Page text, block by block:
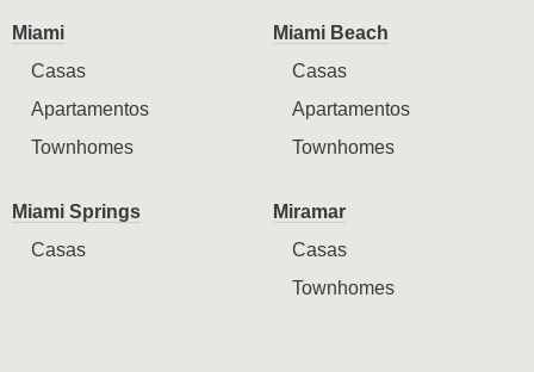
Miami
Casas
Apartamentos
Townhomes
Miami Beach
Casas
Apartamentos
Townhomes
Miami Springs
Casas
Miramar
Casas
Townhomes